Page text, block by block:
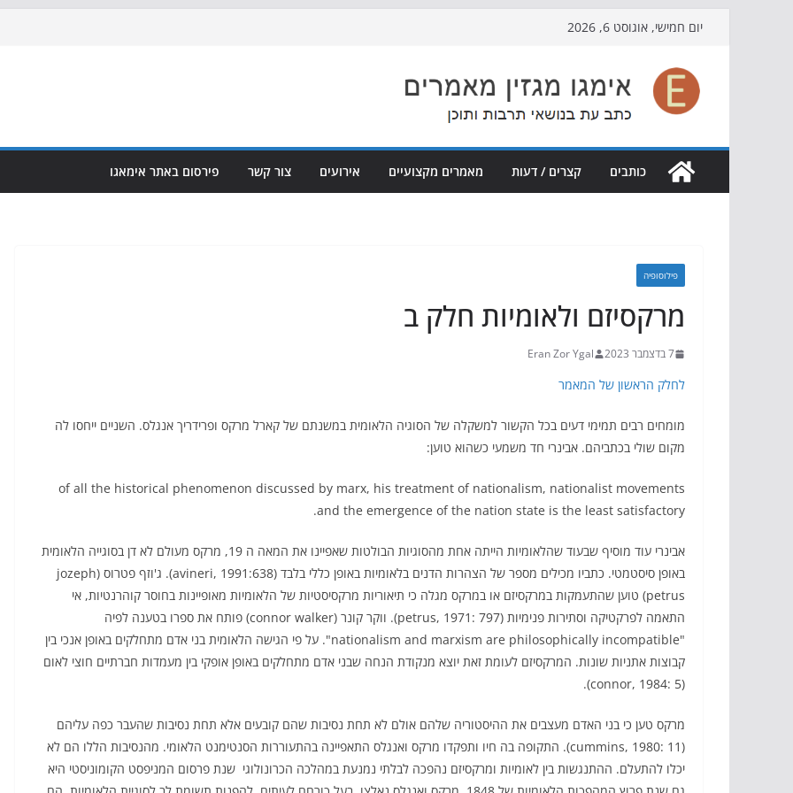
content
יום חמישי, אוגוסט 6, 2026
כותבים קצרים / דעות מאמרים מקצועיים אירועים צור קשר פירסום באתר אימאגו
פילוסופיה
מרקסיזם ולאומיות חלק ב
7 בדצמבר 2023 Eran Zor Ygal
לחלק הראשון של המאמר
מומחים רבים תמימי דעים בכל הקשור למשקלה של הסוגיה הלאומית במשנתם של קארל מרקס ופרידריך אנגלס. השניים ייחסו לה
מקום שולי בכתביהם. אבינרי חד משמעי כשהוא טוען:
of all the historical phenomenon discussed by marx, his treatment of nationalism, nationalist movements
and the emergence of the nation state is the least satisfactory.
אבינרי עוד מוסיף שבעוד שהלאומיות הייתה אחת מהסוגיות הבולטות שאפיינו את המאה ה 19, מרקס מעולם לא דן בסוגייה הלאומית
באופן סיסטמטי. כתביו מכילים מספר של הצהרות הדנים בלאומיות באופן כללי בלבד (avineri, 1991:638). ג'וזף פטרוס (jozeph
petrus) טוען שהתעמקות במרקסיזם או במרקס מגלה כי תיאוריות מרקסיסטיות של הלאומיות מאופיינות בחוסר קוהרנטיות, אי
התאמה לפרקטיקה וסתירות פנימיות (petrus, 1971: 797). ווקר קונר (connor walker) פותח את ספרו בטענה לפיה
"nationalism and marxism are philosophically incompatible". על פי הגישה הלאומית בני אדם מתחלקים באופן אנכי בין
קבוצות אתניות שונות. המרקסיזם לעומת זאת יוצא מנקודת הנחה שבני אדם מתחלקים באופן אופקי בין מעמדות חברתיים חוצי לאום
(connor, 1984: 5).
מרקס טען כי בני האדם מעצבים את ההיסטוריה שלהם אולם לא תחת נסיבות שהם קובעים אלא תחת נסיבות שהעבר כפה עליהם
(cummins, 1980: 11). התקופה בה חיו ותפקדו מרקס ואנגלס התאפיינה בהתעוררות הסנטימנט הלאומי. מהנסיבות הללו הם לא
יכלו להתעלם. ההתנגשות בין לאומיות ומרקסיזם נהפכה לבלתי נמנעת במהלכה הכרונולוגי  שנת פרסום המניפסט הקומוניסטי היא